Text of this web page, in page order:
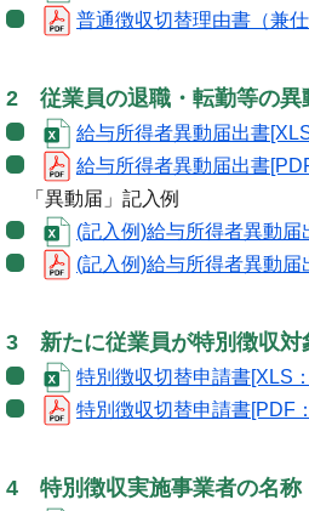
普通徴収切替理由書（兼
2 従業員の退職・転勤等の異
給与所得者異動届出書
給与所得者異動届出書
「異動届」記入例
(記入例)給与所得者異動
(記入例)給与所得者異動
3 新たに従業員が特別徴収対
特別徴収切替申請書[XLS
特別徴収切替申請書[PDF
4 特別徴収実施事業者の名称